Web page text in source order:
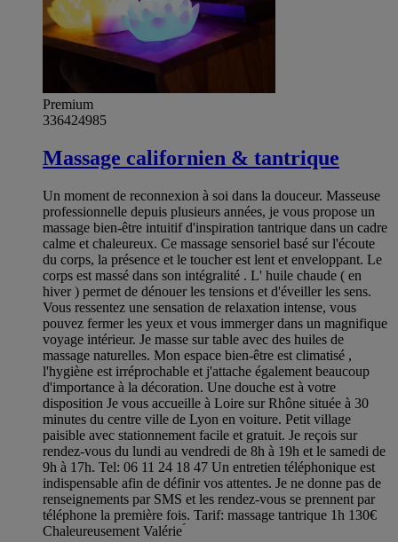
Premium
336424985
Massage californien & tantrique
Un moment de reconnexion à soi dans la douceur. Masseuse
professionnelle depuis plusieurs années, je vous propose un
massage bien-être intuitif d'inspiration tantrique dans un cadre
calme et chaleureux. Ce massage sensoriel basé sur l'écoute
du corps, la présence et le toucher est lent et enveloppant. Le
corps est massé dans son intégralité . L' huile chaude ( en
hiver ) permet de dénouer les tensions et d'éveiller les sens.
Vous ressentez une sensation de relaxation intense, vous
pouvez fermer les yeux et vous immerger dans un magnifique
voyage intérieur. Je masse sur table avec des huiles de
massage naturelles. Mon espace bien-être est climatisé ,
l'hygiène est irréprochable et j'attache également beaucoup
d'importance à la décoration. Une douche est à votre
disposition Je vous accueille à Loire sur Rhône située à 30
minutes du centre ville de Lyon en voiture. Petit village
paisible avec stationnement facile et gratuit. Je reçois sur
rendez-vous du lundi au vendredi de 8h à 19h et le samedi de
9h à 17h. Tel: 06 11 24 18 47 Un entretien téléphonique est
indispensable afin de définir vos attentes. Je ne donne pas de
renseignements par SMS et les rendez-vous se prennent par
téléphone la première fois. Tarif: massage tantrique 1h 130€
Chaleureusement Valérie ́